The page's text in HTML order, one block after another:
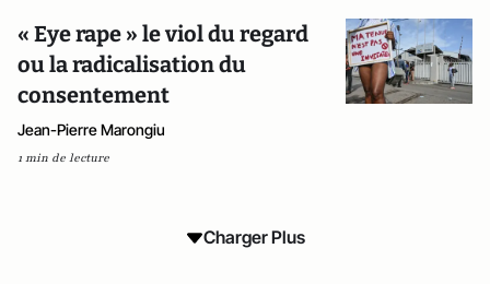
« Eye rape » le viol du regard
ou la radicalisation du
consentement
Jean-Pierre Marongiu
1 min de lecture
Charger Plus